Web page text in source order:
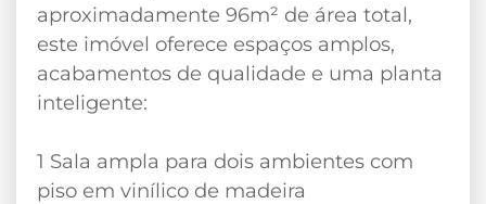
aproximadamente 96m² de área total,
este imóvel oferece espaços amplos,
acabamentos de qualidade e uma planta
inteligente:
1 Sala ampla para dois ambientes com
piso em vinílico de madeira